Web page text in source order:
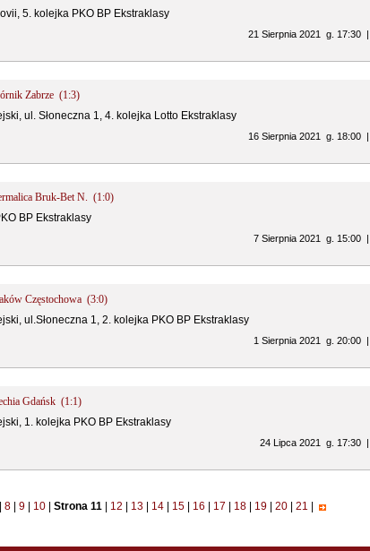
5. kolejka PKO BP Ekstraklasy
21 Sierpnia 2021 g. 17:30 |
Zabrze (1:3)
ul. Słoneczna 1, 4. kolejka Lotto Ekstraklasy
16 Sierpnia 2021 g. 18:00 |
Bruk-Bet N. (1:0)
BP Ekstraklasy
7 Sierpnia 2021 g. 15:00 |
Częstochowa (3:0)
ul.Słoneczna 1, 2. kolejka PKO BP Ekstraklasy
1 Sierpnia 2021 g. 20:00 |
Gdańsk (1:1)
1. kolejka PKO BP Ekstraklasy
24 Lipca 2021 g. 17:30 |
8 9 10 Strona 11| 12 13 14 15 16 17 18 19 20 21